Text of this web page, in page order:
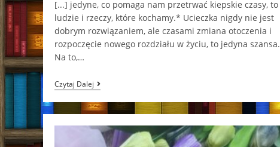
[...] jedyne, co pomaga nam przetrwać kiepskie czasy, to
ludzie i rzeczy, które kochamy.* Ucieczka nigdy nie jest
dobrym rozwiązaniem, ale czasami zmiana otoczenia i
rozpoczęcie nowego rozdziału w życiu, to jedyna szansa.
Na to,…
Czytaj DalejNowy
Rozdział
W
Story
Lucy
Score